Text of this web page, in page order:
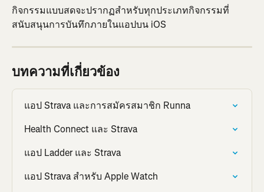
กิจกรรมแบบสดจะปรากฏสำหรับทุกประเภทกิจกรรมที่
สนับสนุนการบันทึกภายในแอปบน iOS
บทความที่เกี่ยวข้อง
แอป Strava และการสมัครสมาชิก Runna
Health Connect และ Strava
แอป Ladder และ Strava
แอป Strava สำหรับ Apple Watch